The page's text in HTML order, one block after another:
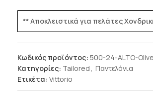
** Αποκλειστικά για πελάτες
Κωδικός προϊόντος: 500-24-ALTO-Olive
Κατηγορίες: Tailored , Παντελόνια
Ετικέτα: Vittorio